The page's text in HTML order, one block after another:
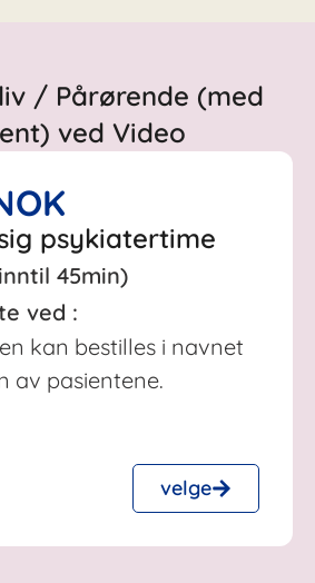
/ Pårørende (med
ved Video
psykiatertime
45min)
ved :
kan bestilles i navnet
av pasientene.
velge